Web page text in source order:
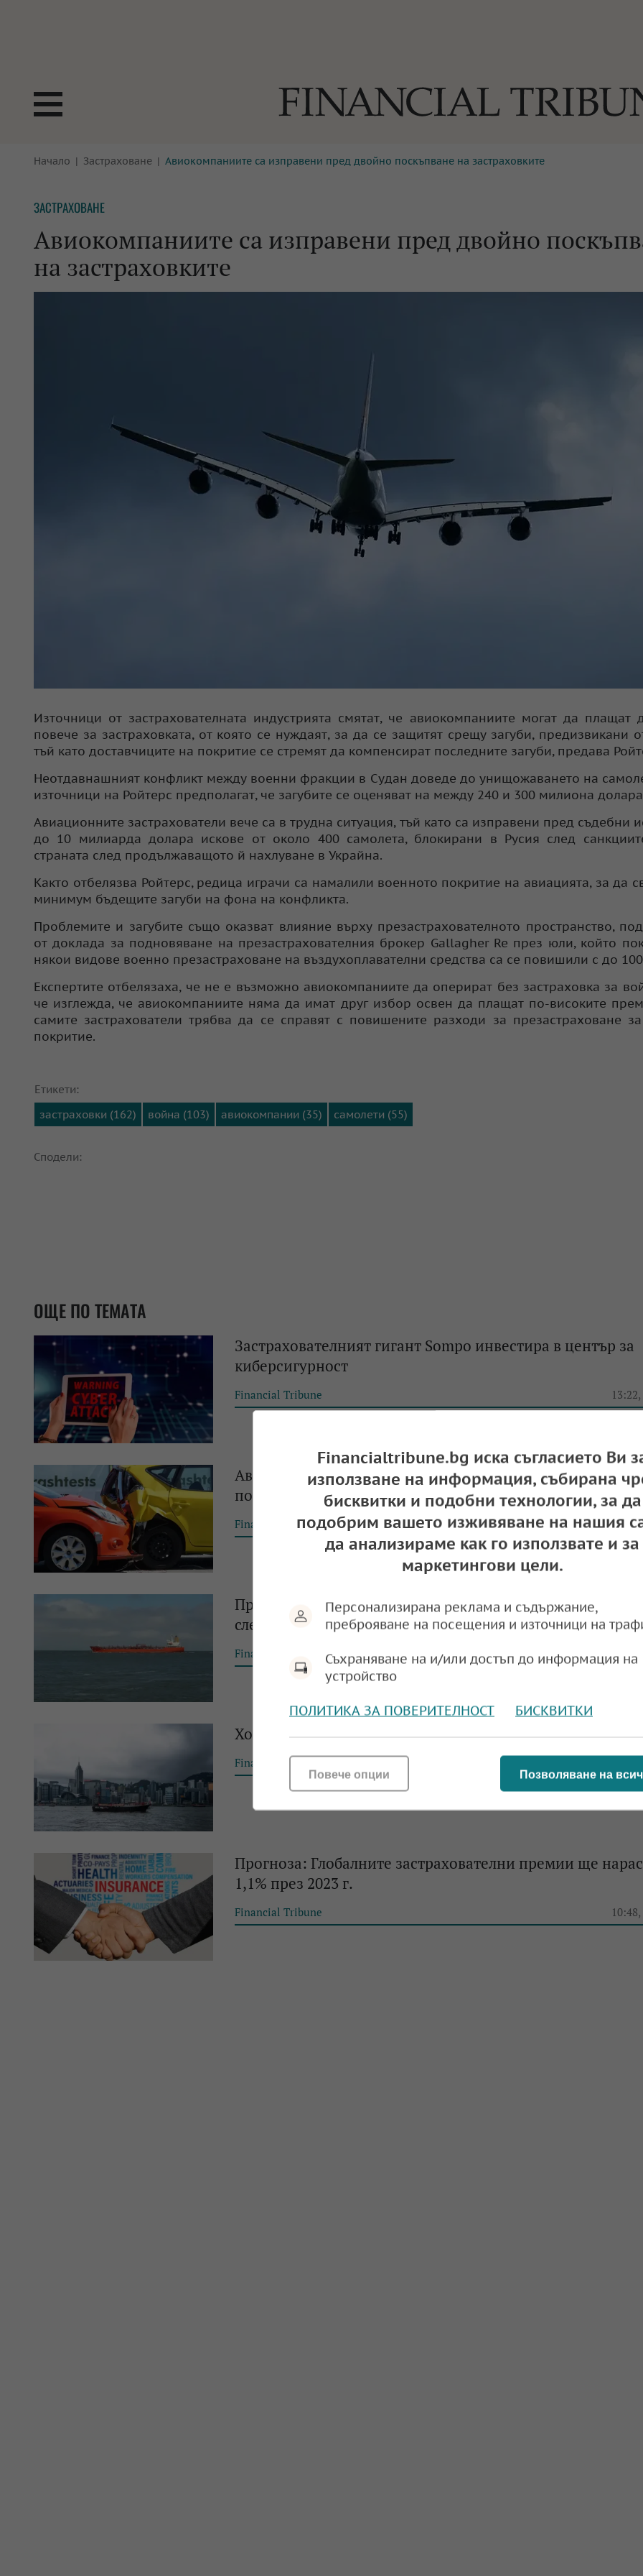
БОРСИ
КРИПТО
БАНКИ
ПАРИТЕ
ЗАСТРАХОВАНЕ
ТЕХНОЛОГИИ
ИМОТИ
АВТОМОБИЛИ
За нас
Начало Застраховане Авиокомпаниите са изправени пред двойно поскъпване на застраховките
ЗАСТРАХОВАНЕ
Авиокомпаниите са изправени пред двойно
на застраховките
Източници от застрахователната индустрията смятат, че авиокомпаниите могат да плащат
повече за застраховката, от която се нуждаят, за да се защитят срещу загуби, предизвикани
тъй като доставчиците на покритие се стремят да компенсират последните загуби, предава
Неотдавнашният конфликт между военни фракции в Судан доведе до унищожаването на
източници на Ройтерс предполагат, че загубите се оценяват на между 240 и 300 милиона
Авиационните застрахователи вече са в трудна ситуация, тъй като са изправени пред съдебни
до 10 милиарда долара искове от около 400 самолета, блокирани в Русия след
страната след продължаващото й нахлуване в Украйна.
Както отбелязва Ройтерс, редица играчи са намалили военното покритие на авиацията, за да
минимум бъдещите загуби на фона на конфликта.
Проблемите и загубите също оказват влияние върху презастрахователното пространство,
от доклада за подновяване на презастрахователния брокер Gallagher Re през юли, който
някои видове военно презастраховане на въздухоплавателни средства са се повишили с до
Експертите отбелязаха, че не е възможно авиокомпаниите да оперират без застраховка за
че изглежда, че авиокомпаниите няма да имат друг избор освен да плащат по-високите
самите застрахователи трябва да се справят с повишените разходи за презастраховане
покритие.
Етикети:
застраховки (162)
война (103) авиокомпании (35) самолети (55)
Сподели:
ОЩЕ ПО ТЕМАТА
Застрахователният гигант Sompo инвестира в център за
киберсигурност
Financial Tribune
Автомобилното застраховане във Великобритания с
поскъпване от 40%
Financial Tribune 11:42,
Проучват възможността за спиране на корабните
след излизането на Русия от зърнената сделка
Financial Tribune 17:11,
Хонконг обмисля повишение на застраховките по
Financial Tribune
Прогноза: Глобалните застрахователни премии ще
1,1% през 2023 г.
Financial Tribune
Financialtribune.bg иска съгласието Ви
използване на информация, събирана
бисквитки и подобни технологии, за да
подобрим вашето изживяване на нашия
да анализираме как го използвате и за
маркетингови цели.
Персонализирана реклама и съдържание,
преброяване на посещения и източници на
Съхраняване на и/или достъп до информация на
устройство
ПОЛИТИКА ЗА ПОВЕРИТЕЛНОСТ БИСКВИТКИ
Позволяване на
Повече опции